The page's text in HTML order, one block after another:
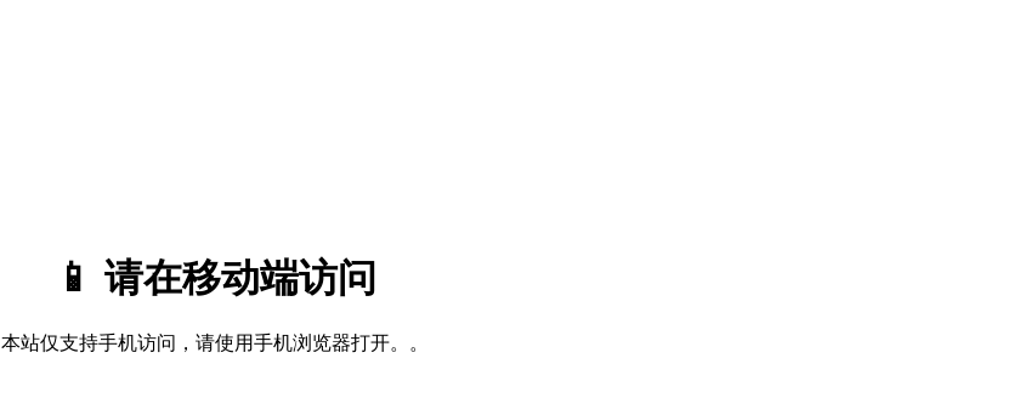
📱 请在移动端访问
本站仅支持手机访问，请使用手机浏览器打开。。